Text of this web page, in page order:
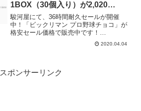
1BOX（30個入り）が2,020
円。〜4月5日（日）11:59まで。
駿河屋にて、36時間耐久セールが開催
中！「ビックリマン プロ野球チョコ」が
格安セール価格で販売中です！
1BOX（30個入り）が、定価2,640円 (税
込)→2,020円（税込）。23.5%OFF！一個
2020.04.04
スポンサーリンク